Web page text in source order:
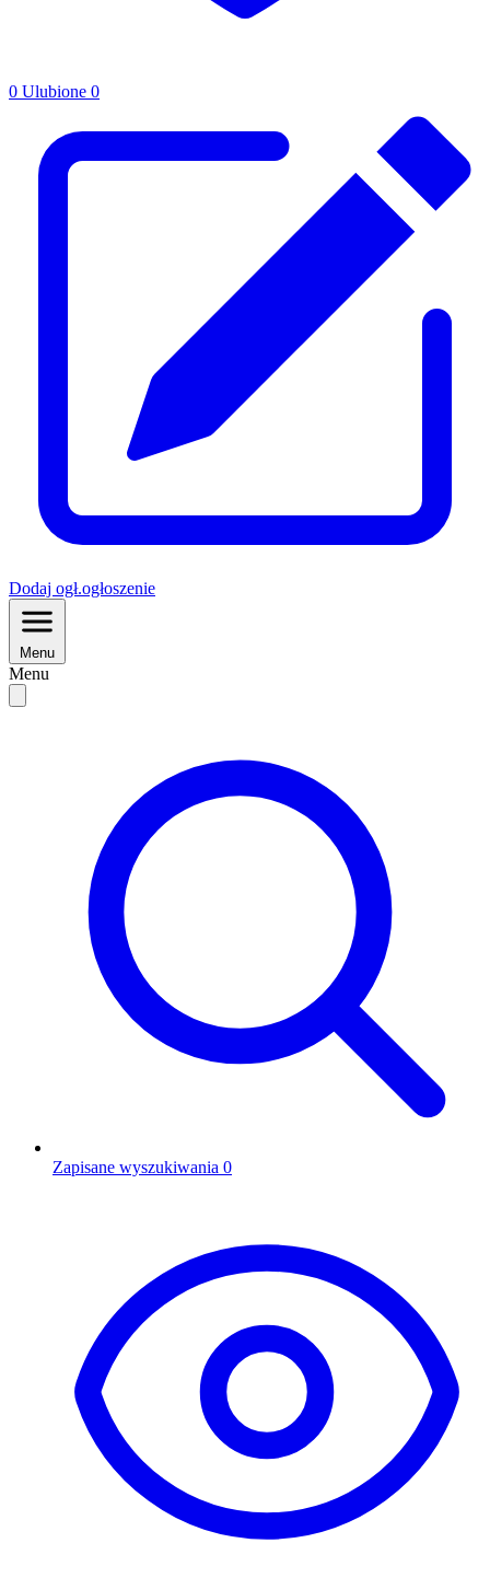
0 Ulubione 0
Dodaj ogł.ogłoszenie
Menu
Menu
Zapisane wyszukiwania 0